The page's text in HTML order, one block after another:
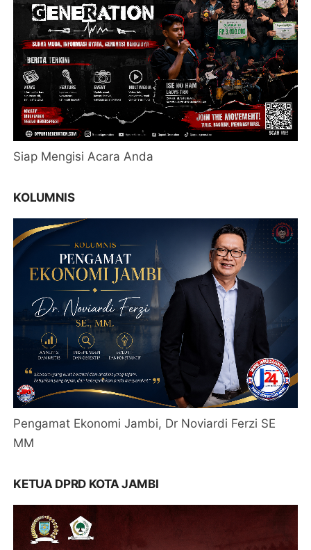
Siap Mengisi Acara Anda
KOLUMNIS
Pengamat Ekonomi Jambi, Dr Noviardi Ferzi SE
MM
KETUA DPRD KOTA JAMBI